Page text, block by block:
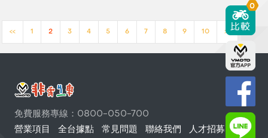
<< 1 2 3 4 5 6 7 8 9 10 >>
免費服務專線：0800-050-700
營業項目
全台據點 常見問題 聯絡我們 人才招募
0